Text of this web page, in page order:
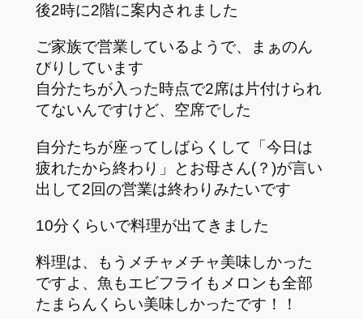
後2時に2階に案内されました
ご家族で営業しているようで、まぁのん
びりしています
自分たちが入った時点で2席は片付けられ
てないんですけど、空席でした
自分たちが座ってしばらくして「今日は
疲れたから終わり」とお母さん(？)が言い
出して2回の営業は終わりみたいです
10分くらいで料理が出てきました
料理は、もうメチャメチャ美味しかった
ですよ、魚もエビフライもメロンも全部
たまらんくらい美味しかったです！！